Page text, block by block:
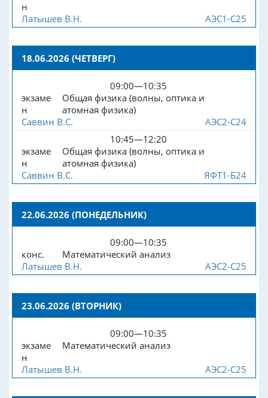
н
Латышев В.Н.
АЭС1-С25
18.06.2026 (ЧЕТВЕРГ)
09:00—10:35
экзаме
н
Общая физика (волны, оптика и
атомная физика)
Саввин В.С.
АЭС2-С24
10:45—12:20
экзаме
н
Общая физика (волны, оптика и
атомная физика)
Саввин В.С.
ЯФТ1-Б24
22.06.2026 (ПОНЕДЕЛЬНИК)
09:00—10:35
конс.
Математический анализ
Латышев В.Н.
АЭС2-С25
23.06.2026 (ВТОРНИК)
09:00—10:35
экзаме
н
Математический анализ
Латышев В.Н.
АЭС2-С25